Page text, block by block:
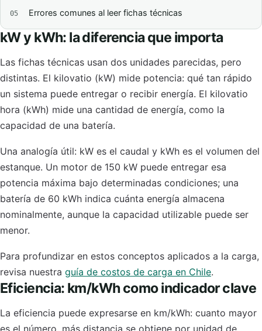
Errores comunes al leer fichas técnicas
kW y kWh: la diferencia que importa
Las fichas técnicas usan dos unidades parecidas, pero
distintas. El kilovatio (kW) mide potencia: qué tan rápido
un sistema puede entregar o recibir energía. El kilovatio
hora (kWh) mide una cantidad de energía, como la
capacidad de una batería.
Una analogía útil: kW es el caudal y kWh es el volumen del
estanque. Un motor de 150 kW puede entregar esa
potencia máxima bajo determinadas condiciones; una
batería de 60 kWh indica cuánta energía almacena
nominalmente, aunque la capacidad utilizable puede ser
menor.
Para profundizar en estos conceptos aplicados a la carga,
revisa nuestra guía de costos de carga en Chile.
Eficiencia: km/kWh como indicador clave
La eficiencia puede expresarse en km/kWh: cuanto mayor
es el número, más distancia se obtiene por unidad de